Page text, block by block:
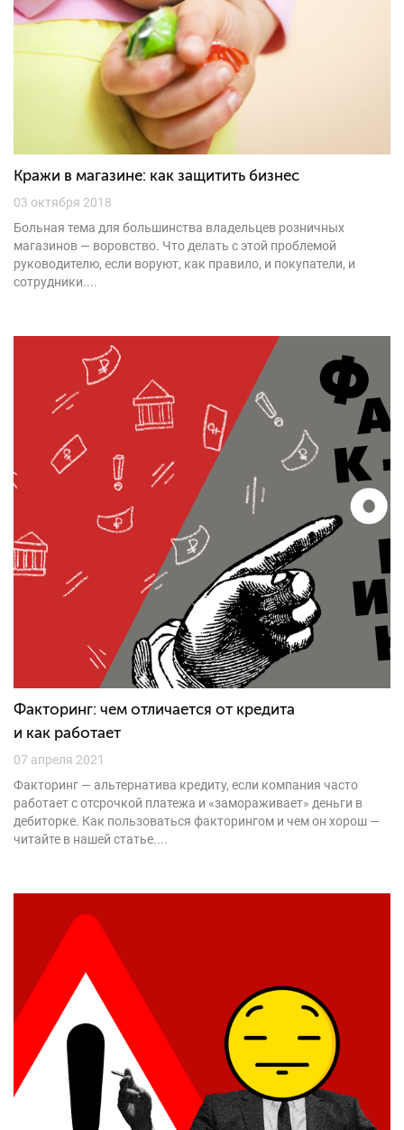
Кражи в магазине: как защитить бизнес
03 октября 2018
Больная тема для большинства владельцев розничных
магазинов — воровство. Что делать с этой проблемой
руководителю, если воруют, как правило, и покупатели, и
сотрудники....
Факторинг: чем отличается от кредита
и как работает
07 апреля 2021
Факторинг — альтернатива кредиту, если компания часто
работает с отсрочкой платежа и «замораживает» деньги в
дебиторке. Как пользоваться факторингом и чем он хорош —
читайте в нашей статье....